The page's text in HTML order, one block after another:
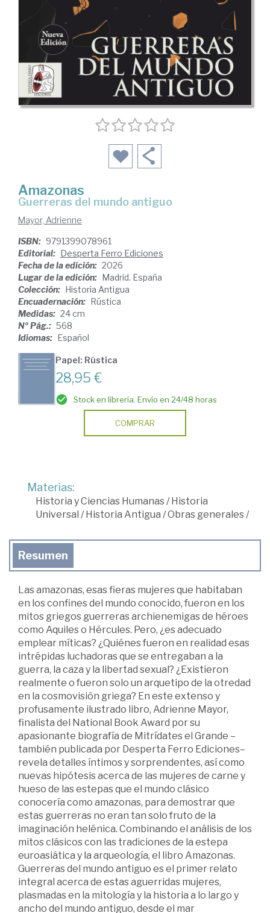
Amazonas
Guerreras del mundo antiguo
Mayor, Adrienne
ISBN: 9791399078961
Editorial: Desperta Ferro Ediciones
Fecha de la edición: 2026
Lugar de la edición: Madrid. España
Colección: Historia Antigua
Encuadernación: Rústica
Medidas: 24 cm
Nº Pág.: 568
Idiomas: Español
Papel: Rústica
28,95 €
Stock en librería. Envío en 24/48 horas
COMPRAR
Materias:
Historia y Ciencias Humanas /Historia
Universal /Historia Antigua /Obras generales /
Resumen
Las amazonas, esas fieras mujeres que habitaban
en los confines del mundo conocido, fueron en los
mitos griegos guerreras archienemigas de héroes
como Aquiles o Hércules. Pero, ¿es adecuado
emplear míticas? ¿Quiénes fueron en realidad esas
intrépidas luchadoras que se entregaban a la
guerra, la caza y la libertad sexual? ¿Existieron
realmente o fueron solo un arquetipo de la otredad
en la cosmovisión griega? En este extenso y
profusamente ilustrado libro, Adrienne Mayor,
finalista del National Book Award por su
apasionante biografía de Mitrídates el Grande –
también publicada por Desperta Ferro Ediciones–
revela detalles íntimos y sorprendentes, así como
nuevas hipótesis acerca de las mujeres de carne y
hueso de las estepas que el mundo clásico
conocería como amazonas, para demostrar que
estas guerreras no eran tan solo fruto de la
imaginación helénica. Combinando el análisis de los
mitos clásicos con las tradiciones de la estepa
euroasiática y la arqueología, el libro Amazonas.
Guerreras del mundo antiguo es el primer relato
integral acerca de estas aguerridas mujeres,
plasmadas en la mitología y la historia a lo largo y
ancho del mundo antiguo, desde el mar